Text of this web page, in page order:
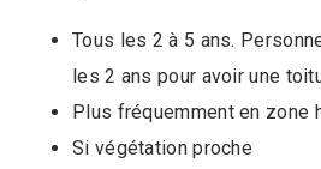
Tous les 2 à 5 ans.
les 2 ans pour avoir une
Plus fréquemment en zone
Si végétation proche